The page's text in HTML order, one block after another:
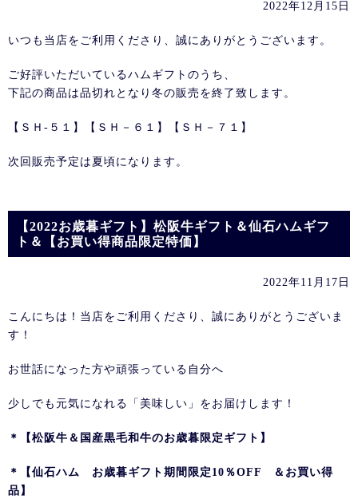
2022年12月15日
いつも当店をご利用くださり、誠にありがとうございます。
ご好評いただいているハムギフトのうち、
下記の商品は品切れとなり冬の販売を終了致します。
【ＳＨ-５１】【ＳＨ－６１】【ＳＨ－７１】
次回販売予定は夏頃になります。
【2022お歳暮ギフト】松阪牛ギフト＆仙石ハムギフ
ト＆【お買い得商品限定特価】
2022年11月17日
こんにちは！当店をご利用くださり、誠にありがとうございま
す！
お世話になった方や頑張っている自分へ
少しでも元気になれる「美味しい」をお届けします！
＊【松阪牛＆国産黒毛和牛のお歳暮限定ギフト】
＊【仙石ハム お歳暮ギフト期間限定10％OFF ＆お買い得
品】